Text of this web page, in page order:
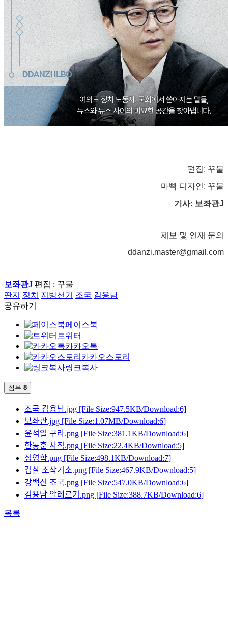
편집: 꾸물
마빡 디자인: 꾸물
기사: 보좌관J
제보 및 연재 문의
ddanzi.master@gmail.com
보좌관J 편집 : 꾸물
딴지
정치 지방선거 조국 김용남
공유하기
페이스북
트위터
카카오톡
카카오스토리
링크복사
첨부 8
조국 김용남.jpg [File Size:947.5KB/Download:6]
보좌관.jpg [File Size:1.07MB/Download:6]
윤석열 구라.png [File Size:381.1KB/Download:6]
한동훈 사직.png [File Size:22.4KB/Download:5]
정영학.png [File Size:498.1KB/Download:7]
검찰 조작기소.png [File Size:467.9KB/Download:5]
강백신 조국.png [File Size:547.0KB/Download:6]
김용남 알레르기.png [File Size:388.7KB/Download:6]
목록